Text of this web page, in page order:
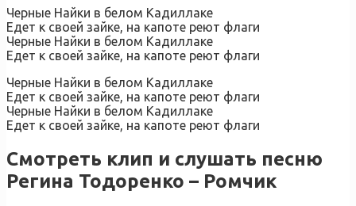
Черные Найки в белом Кадиллаке
Едет к своей зайке, на капоте реют флаги
Черные Найки в белом Кадиллаке
Едет к своей зайке, на капоте реют флаги
Черные Найки в белом Кадиллаке
Едет к своей зайке, на капоте реют флаги
Черные Найки в белом Кадиллаке
Едет к своей зайке, на капоте реют флаги
Смотреть клип и слушать песню
Регина Тодоренко – Ромчик